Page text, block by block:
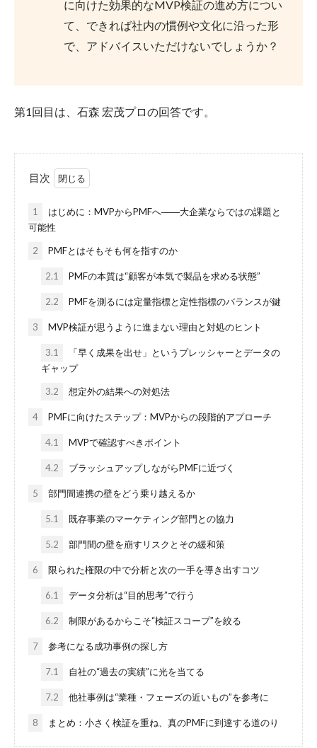
に向けた効果的なMVP検証の進め方につい
て、できれば社内の慣例や文化に沿った形
で、アドバイスいただけないでしょうか？
第1回目は、 石森 宏茂プロの回答です。
目次
1
はじめに：MVPからPMFへ――大企業ならではの課題と
可能性
2 PMFとはそもそも何を指すのか
2.1 PMFの本質は“顧客が本気で製品を求める状態”
2.2 PMFを測るには定量指標と定性指標のバランスが鍵
3 MVP検証が思うように進まない理由と対処のヒント
3.1
「早く成果を出せ」というプレッシャーとデータの
ギャップ
3.2 想定外の結果への対処法
4 PMFに向けたステップ：MVPからの段階的アプローチ
4.1 MVPで確認すべきポイント
4.2 ブラッシュアップしながらPMFに近づく
5 部門間連携の壁をどう乗り越えるか
5.1 既存事業のマーケティング部門との協力
5.2 部門間の壁を崩すリスクとその緩和策
6 限られた権限の中で分析と次の一手を導き出すコツ
6.1 データ分析は“目的思考”で行う
6.2 制限があるからこそ“検証スコープ”を絞る
7 参考になる成功事例の探し方
7.1 自社の“過去の実績”に光を当てる
7.2 他社事例は“業種・フェーズの近いもの”を参考に
8 まとめ：小さく検証を重ね、真のPMFに到達する道のり